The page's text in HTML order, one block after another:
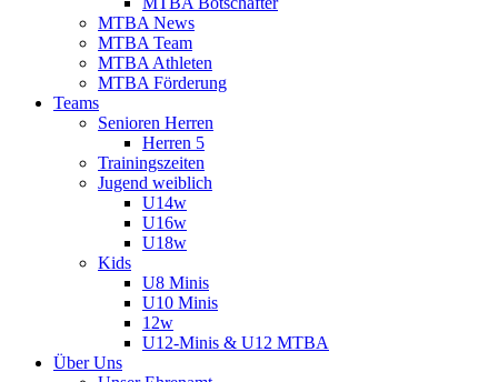
MTBA News
MTBA Team
MTBA Athleten
MTBA Förderung
Teams
Senioren Herren
Herren 5
Trainingszeiten
Jugend weiblich
U14w
U16w
U18w
Kids
U8 Minis
U10 Minis
12w
U12-Minis & U12 MTBA
Über Uns